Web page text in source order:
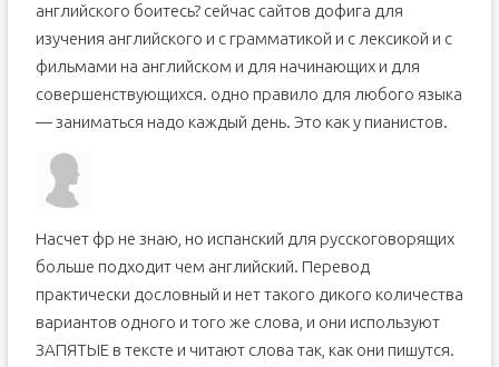
английского боитесь? сейчас сайтов дофига для
изучения английского и с грамматикой и с лексикой и с
фильмами на английском и для начинающих и для
совершенствующихся. одно правило для любого языка
— заниматься надо каждый день. Это как у пианистов.
Насчет фр не знаю, но испанский для русскоговорящих
больше подходит чем английский. Перевод
практически дословный и нет такого дикого количества
вариантов одного и того же слова, и они используют
ЗАПЯТЫЕ в тексте и читают слова так, как они пишутся.